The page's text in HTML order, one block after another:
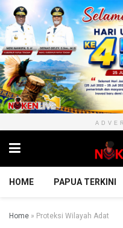
HOME PAPUA TERKINI
Home » Proteksi Wilayah Adat